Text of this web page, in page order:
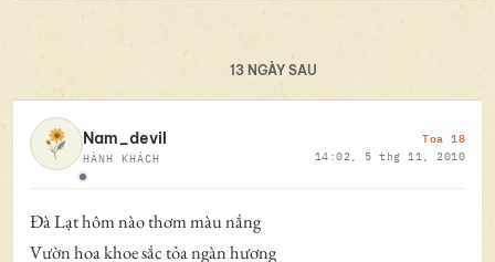
13 NGÀY SAU
Ngoại tuyến
Nam_devil
HÀNH KHÁCH
Toa 18
14:02, 5 thg 11, 2010
Đà Lạt hôm nào thơm màu nắng
Vườn hoa khoe sắc tỏa ngàn hương